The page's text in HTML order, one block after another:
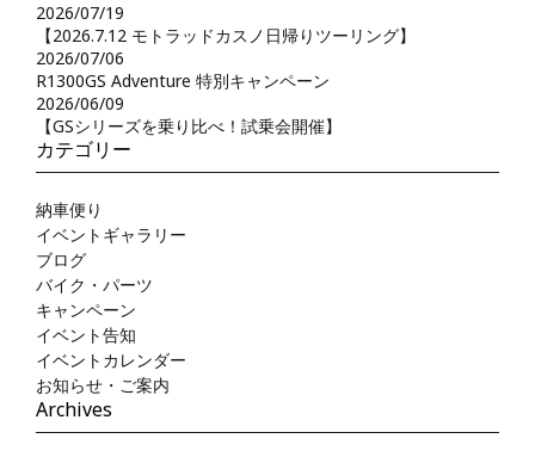
2026/07/19
【2026.7.12 モトラッドカスノ日帰りツーリング】
2026/07/06
R1300GS Adventure 特別キャンペーン
2026/06/09
【GSシリーズを乗り比べ！試乗会開催】
カテゴリー
納車便り
イベントギャラリー
ブログ
バイク・パーツ
キャンペーン
イベント告知
イベントカレンダー
お知らせ・ご案内
Archives